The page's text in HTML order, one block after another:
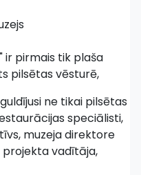
ir pirmais tik plaša
pilsētas vēsturē,
ne tikai pilsētas
speciālisti,
muzeja direktore
projekta vadītāja,